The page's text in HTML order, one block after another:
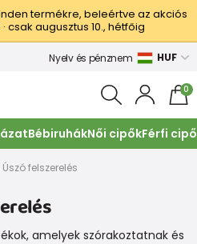
termékre, beleértve az akciós
csak augusztus 10., hétfőig
Nyelv és pénznem HUF
0
BébiruhákNői cipőkFérfi
Úszó felszerelés
amelyek szórakoztatnak és